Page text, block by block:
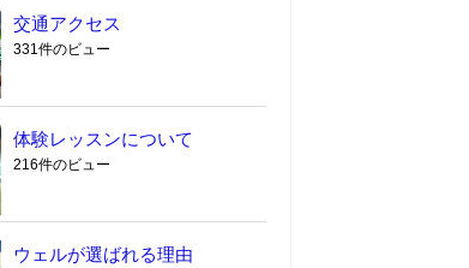
交通アクセス
331件のビュー
体験レッスンについて
216件のビュー
ウェルが選ばれる理由